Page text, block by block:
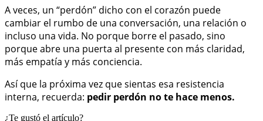
A veces, un “perdón” dicho con el corazón puede
cambiar el rumbo de una conversación, una relación o
incluso una vida. No porque borre el pasado, sino
porque abre una puerta al presente con más claridad,
más empatía y más conciencia.
Así que la próxima vez que sientas esa resistencia
interna, recuerda: pedir perdón no te hace menos.
¿Te gustó el artículo?